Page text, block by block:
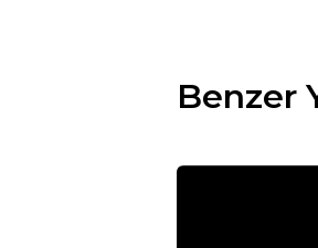
Benzer